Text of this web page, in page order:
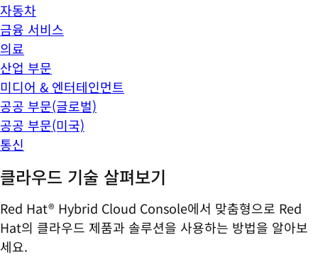
자동차
금융 서비스
의료
산업 부문
미디어 & 엔터테인먼트
공공 부문(글로벌)
공공 부문(미국)
통신
클라우드 기술 살펴보기
Red Hat® Hybrid Cloud Console에서 맞춤형으로 Red
Hat의 클라우드 제품과 솔루션을 사용하는 방법을 알아보
세요.